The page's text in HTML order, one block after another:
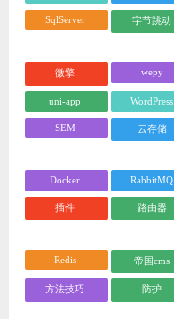
SqlServer 字节跳动
微擎 wepy
uni-app WordPress
SEM 云存储
Docker RabbitMQ
插件 路由器
Redis 帝国cms
方法技巧 防护